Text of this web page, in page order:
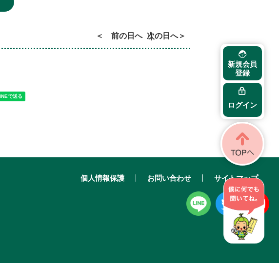
前の日へ 次の日へ
新規会員
登録
ログイン
個人情報保護 お問い合わせ サイトマップ